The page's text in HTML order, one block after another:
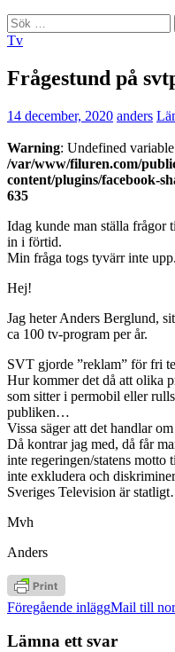
Sök
efter:
Tv
Frågestund på
14 december, 2020 anders
Warning: Undefined
/var/www/filuren.com/
content/plugins/facebook-
635
Idag kunde man ställa frågor
in i förtid.
Min fråga togs tyvärr inte
Hej!
Jag heter Anders Berglund,
ca 100 tv-program per år.
SVT gjorde ”reklam” för fri
Hur kommer det då att olika
som sitter i permobil eller
publiken…
Vissa säger att det handlar
Då kontrar jag med, då får
inte regeringen/statens
inte exkludera och
Sveriges Television är
Mvh
Anders
Inläggsnavigering
Föregående inläggMail till
Lämna ett svar